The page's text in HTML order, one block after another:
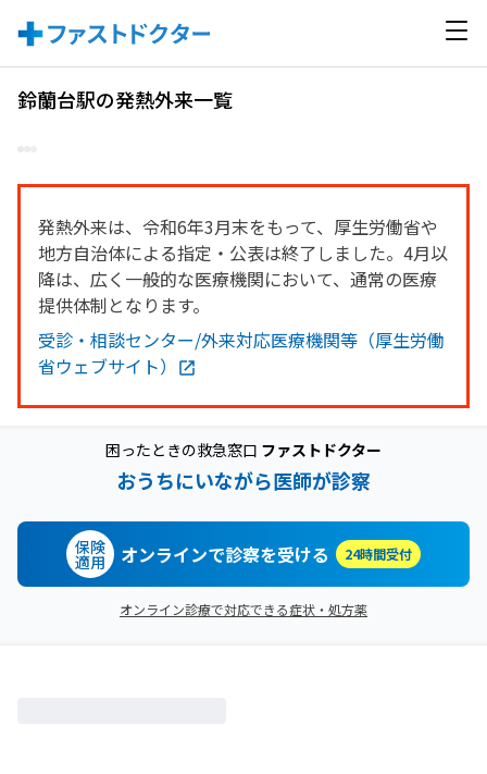
鈴蘭台駅の発熱外来一覧
発熱外来は、令和6年3月末をもって、厚生労働省や
地方自治体による指定・公表は終了しました。4月以
降は、広く一般的な医療機関において、通常の医療
提供体制となります。
受診・相談センター/外来対応医療機関等（厚生労働
省ウェブサイト）
困ったときの救急窓口 ファストドクター
おうちにいながら医師が診察
保険
適用 オンラインで診察を受ける 24時間受付
オンライン診療で対応できる症状・処方薬